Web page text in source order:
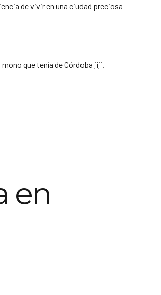
de vivir en una ciudad preciosa
que tenía de Córdoba jiji.
en